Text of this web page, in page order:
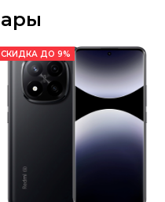
СКИДКА ДО 9%